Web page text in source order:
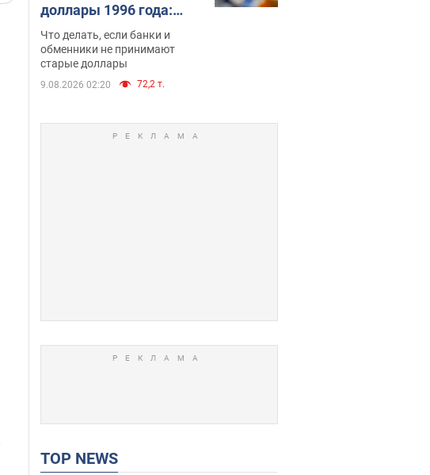
доллары 1996 года:
принимают ли
обменники и банки
такие купюры
Что делать, если банки и
обменники не принимают
старые доллары
9.08.2026 02:20 72,2 т.
TOP NEWS